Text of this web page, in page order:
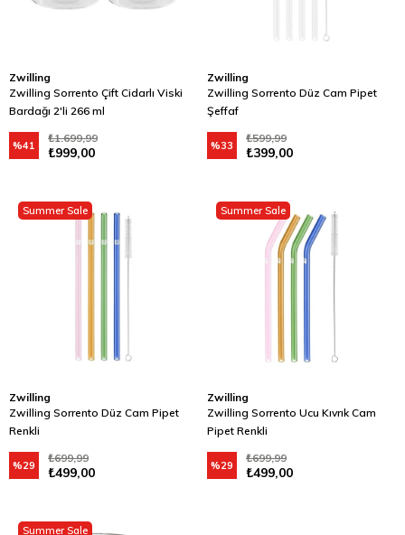
Zwilling
Zwilling Sorrento Çift Cidarlı Viski
Bardağı 2'li 266 ml
₺999,00
₺1.699,99
%41
Zwilling
Zwilling Sorrento Düz Cam Pipet
Şeffaf
₺399,00
₺599,99
%33
Zwilling
Zwilling Sorrento Düz Cam Pipet
Renkli
₺499,00
₺699,99
%29
Summer Sale
Zwilling
Zwilling Sorrento Ucu Kıvrık Cam
Pipet Renkli
₺499,00
₺699,99
%29
Summer Sale
Summer Sale